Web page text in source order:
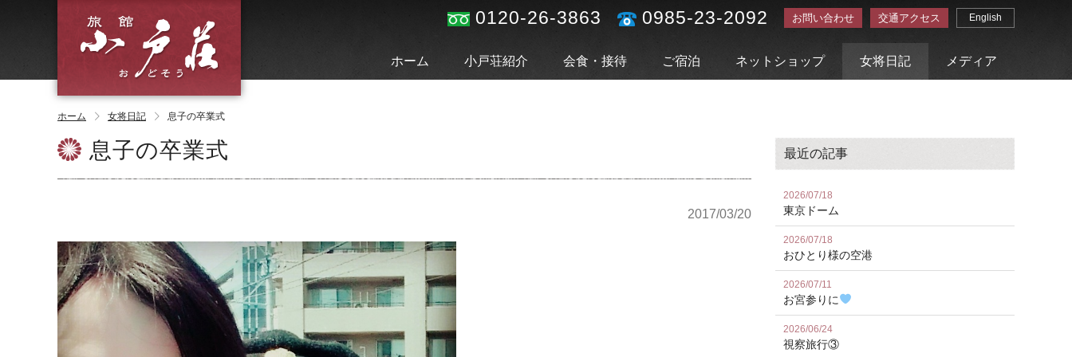
0120-26-3863 0985-23-2092 お問い合わせ 交通アクセス English
ホーム 小戸荘紹介 会食・接待 ご宿泊 ネットショップ 女将日記 メディア
ホーム 女将日記 息子の卒業式
息子の卒業式
2017/03/20
最近の記事
2026/07/18
東京ドーム
2026/07/18
おひとり様の空港
2026/07/11
お宮参りに
2026/06/24
視察旅行③